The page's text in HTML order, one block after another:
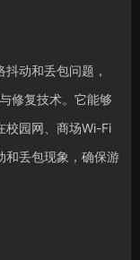
抖动和丢包问题，
修复技术。它能够
校园网、商场Wi-Fi
和丢包现象，确保游